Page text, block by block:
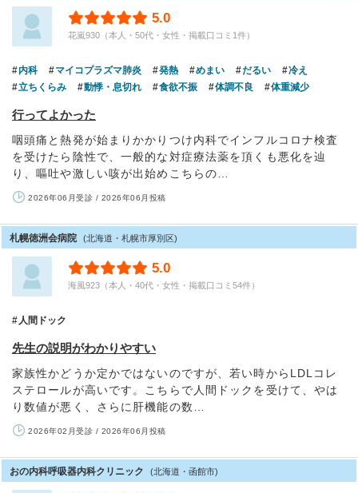
5.0
花嵐930（本人・50代・女性・掲載口コミ1件）
内科 マイコプラズマ肺炎 発熱 めまい だるい
冷え
立ちくらみ
動悸・息切れ 食欲不振 体調不良 体重減少
行ってよかった
咽頭痛と熱発が始まりかかりつけ内科でインフルコロナ検査
を受けたら陰性で、一般的な対症療法薬を頂くも悪化を辿
り、嘔吐や激しい咳が出始めこちらの…
2026年06月受診 / 2026年06月投稿
札幌徳洲会病院 (北海道・札幌市厚別区)
5.0
海風923（本人・40代・女性・掲載口コミ54件）
人間ドック
先生の説明がわかりやすい
家族性かどうか定かではないのですが、若い時からLDLコレ
ステロールが高いです。こちらで人間ドックを受けて、やは
り数値が悪く、さらに肝機能の数…
2026年02月受診 / 2026年06月投稿
おの内科呼吸器内科クリニック (北海道・函館市)